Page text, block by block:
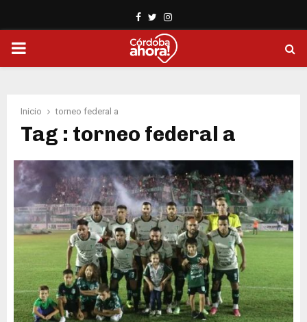
Facebook
TwitterInstagram
PRIMARY
Inicio torneo federal a
Tag : torneo federal a